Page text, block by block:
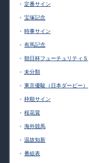
定番サイン
宝塚記念
時事サイン
有馬記念
朝日杯フューチュリティＳ
未分類
東京優駿（日本ダービー）
枠順サイン
桜花賞
海外競馬
温故知新
番組表